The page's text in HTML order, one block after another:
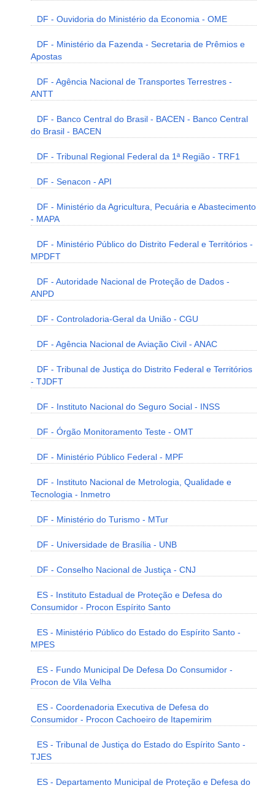
DF - Ouvidoria do Ministério da Economia - OME
DF - Ministério da Fazenda - Secretaria de Prêmios e
Apostas
DF - Agência Nacional de Transportes Terrestres -
ANTT
DF - Banco Central do Brasil - BACEN - Banco Central
do Brasil - BACEN
DF - Tribunal Regional Federal da 1ª Região - TRF1
DF - Senacon - API
DF - Ministério da Agricultura, Pecuária e Abastecimento
- MAPA
DF - Ministério Público do Distrito Federal e Territórios -
MPDFT
DF - Autoridade Nacional de Proteção de Dados -
ANPD
DF - Controladoria-Geral da União - CGU
DF - Agência Nacional de Aviação Civil - ANAC
DF - Tribunal de Justiça do Distrito Federal e Territórios
- TJDFT
DF - Instituto Nacional do Seguro Social - INSS
DF - Órgão Monitoramento Teste - OMT
DF - Ministério Público Federal - MPF
DF - Instituto Nacional de Metrologia, Qualidade e
Tecnologia - Inmetro
DF - Ministério do Turismo - MTur
DF - Universidade de Brasília - UNB
DF - Conselho Nacional de Justiça - CNJ
ES - Instituto Estadual de Proteção e Defesa do
Consumidor - Procon Espírito Santo
ES - Ministério Público do Estado do Espírito Santo -
MPES
ES - Fundo Municipal De Defesa Do Consumidor -
Procon de Vila Velha
ES - Coordenadoria Executiva de Defesa do
Consumidor - Procon Cachoeiro de Itapemirim
ES - Tribunal de Justiça do Estado do Espírito Santo -
TJES
ES - Departamento Municipal de Proteção e Defesa do